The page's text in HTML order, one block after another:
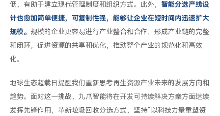
低，有助于建立现代管理制度和组织方式。此外， 智能分选产线设
计也愈加简单便捷，可复制性强，能够让企业在短时间内迅速扩大
规模。 规模的企业更容易进行产业整合和合作，形成产业链的完整
和闭环，促进资源的共享和优化，推动整个产业的规范化和高效
化。
地球生态超载日提醒我们重新思考再生资源产业未来的发展方向和
趋势。面对这一挑战，九爪智能将在开发可持续解决方案方面继续
发挥先锋作用，革新垃圾回收分选方式，坚持“以科技力量重塑资